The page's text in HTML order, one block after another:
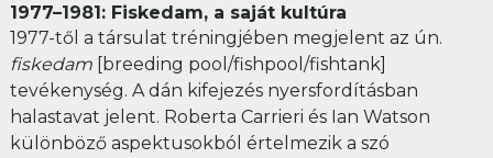
1977–1981: Fiskedam, a saját kultúra
1977-től a társulat tréningjében megjelent az ún.
fiskedam[breeding pool/fishpool/fishtank]
tevékenység. A dán kifejezés nyersfordításban
halastavat jelent. Roberta Carrieri és Ian Watson
különböző aspektusokból értelmezik a szó